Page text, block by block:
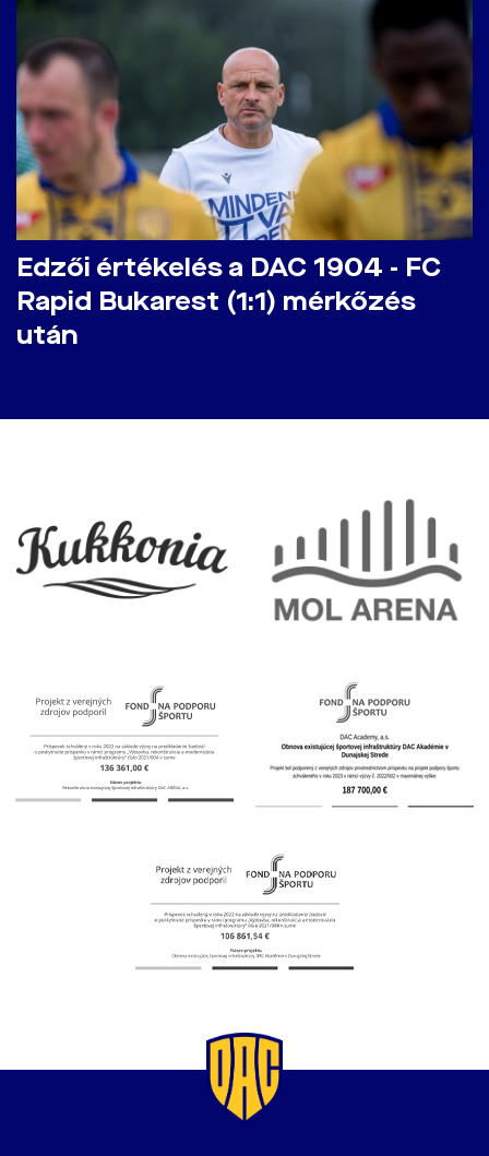
Edzői értékelés a DAC 1904 - FC
Rapid Bukarest (1:1) mérkőzés
után